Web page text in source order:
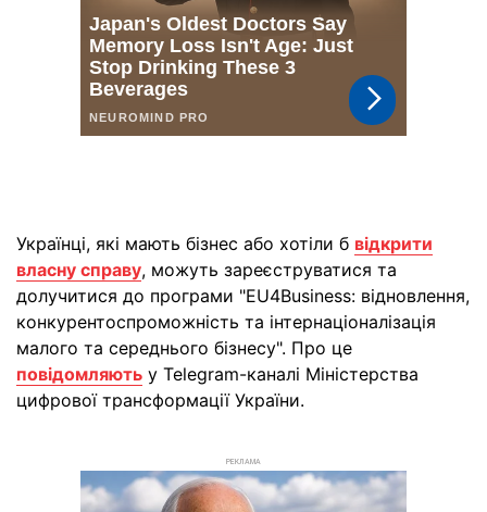
Українці, які мають бізнес або хотіли б відкрити
власну справу, можуть зареєструватися та
долучитися до програми "EU4Business: відновлення,
конкурентоспроможність та інтернаціоналізація
малого та середнього бізнесу". Про це
повідомляють у Telegram-каналі Міністерства
цифрової трансформації України.
РЕКЛАМА